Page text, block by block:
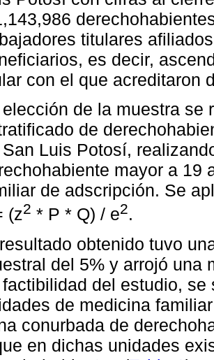
titulares
es decir,
con el que acreditaron
elección de la muestra se
de
Luis Potosí,
mayor a 19
de adscripción. Se
(z2 * P * Q) / e2.
obtenido tuvo
del 5% y arrojó una
del estudio,
de medicina
conurbada de
en dichas unidades